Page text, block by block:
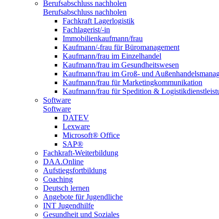
Berufsabschluss nachholen
Berufsabschluss nachholen
Fachkraft Lagerlogistik
Fachlagerist/-in
Immobilienkaufmann/frau
Kaufmann/-frau für Büromanagement
Kaufmann/frau im Einzelhandel
Kaufmann/frau im Gesundheitswesen
Kaufmann/frau im Groß- und
Kaufmann/frau für Marketingkommunikation
Kaufmann/frau für Spedition &
Software
Software
DATEV
Lexware
Microsoft® Office
SAP®
Fachkraft-Weiterbildung
DAA.Online
Aufstiegsfortbildung
Coaching
Deutsch lernen
Angebote für Jugendliche
INT Jugendhilfe
Gesundheit und Soziales